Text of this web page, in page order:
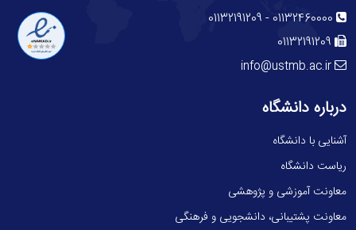
01132460000
-
01132191209
01132191209
info@ustmb.ac.ir
درباره دانشگاه
آشنایی با دانشگاه
ریاست دانشگاه
معاونت آموزشی و پژوهشی
معاونت پشتیبانی، دانشجویی و فرهنگی